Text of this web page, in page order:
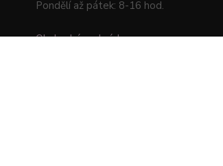
Pondělí až pátek: 8-16 hod.
Obchodní podmínky